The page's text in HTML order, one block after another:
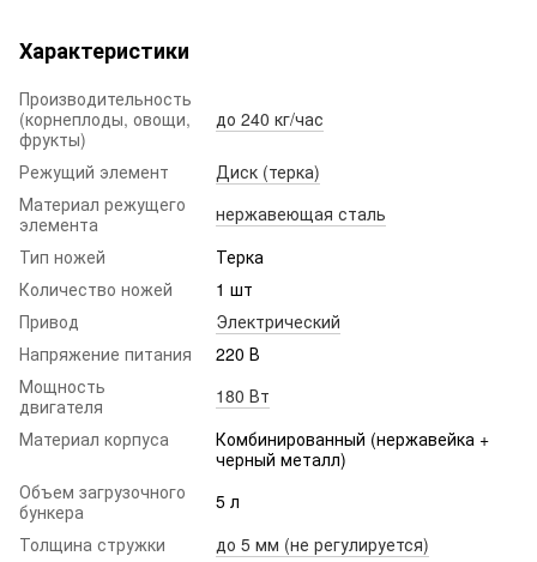
Характеристики
Производительность
(корнеплоды, овощи,
фрукты)
до 240 кг/час
Режущий элемент
Диск (терка)
Материал режущего
элемента
нержавеющая сталь
Тип ножей
Терка
Количество ножей
1 шт
Привод
Электрический
Напряжение питания
220 В
Мощность
двигателя
180 Вт
Материал корпуса
Комбинированный (нержавейка +
черный металл)
Объем загрузочного
бункера
5 л
Толщина стружки
до 5 мм (не регулируется)